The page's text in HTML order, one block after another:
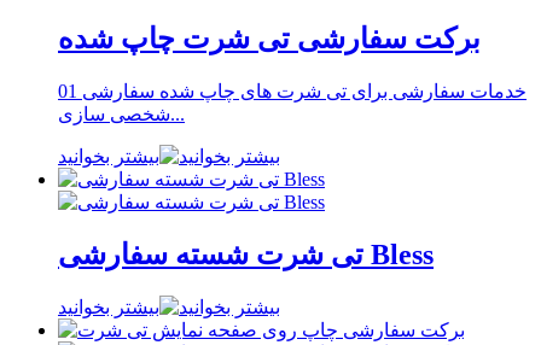
برکت سفارشی تی شرت چاپ شده
خدمات سفارشی برای تی شرت های چاپ شده سفارشی 01
شخصی سازی...
بیشتر بخوانید
تی شرت شسته سفارشی Bless
بیشتر بخوانید